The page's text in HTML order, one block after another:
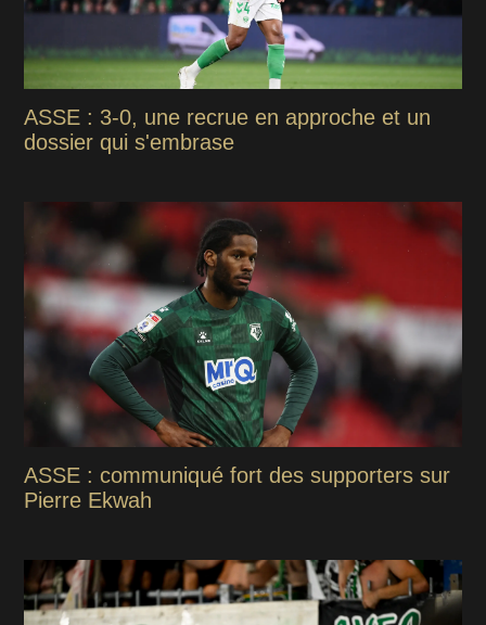
ASSE : 3-0, une recrue en approche et un
dossier qui s'embrase
ASSE : communiqué fort des supporters sur
Pierre Ekwah